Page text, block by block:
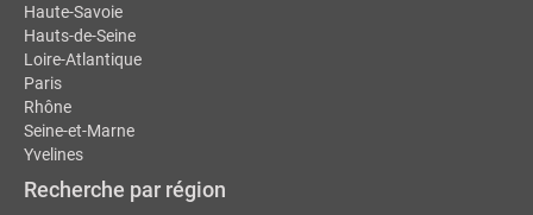
Haute-Savoie
Hauts-de-Seine
Loire-Atlantique
Paris
Rhône
Seine-et-Marne
Yvelines
Recherche par région